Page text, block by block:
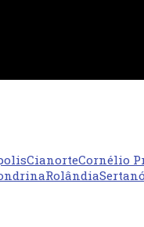
CianorteCornélio
Rolândia